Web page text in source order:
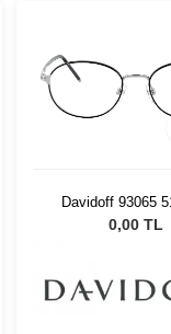
Davidoff 93065
0,00 TL